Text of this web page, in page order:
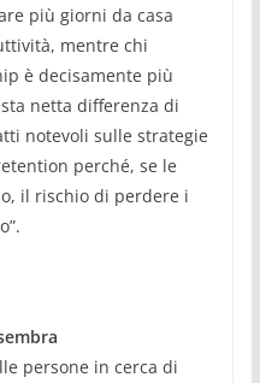
più giorni da casa
mentre chi
è decisamente più
netta differenza di
notevoli sulle strategie
perché, se le
il rischio di perdere i
persone in cerca di